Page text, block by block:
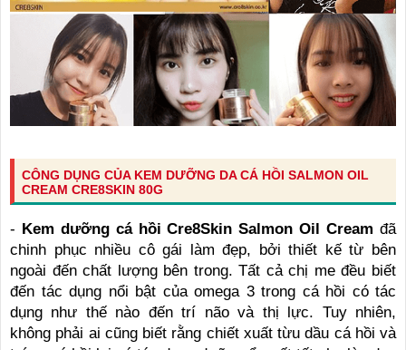
CÔNG DỤNG CỦA KEM DƯỠNG DA CÁ HỒI SALMON OIL
CREAM CRE8SKIN 80G
- Kem dưỡng cá hồi Cre8Skin Salmon Oil Cream đã
chinh phục nhiều cô gái làm đẹp, bởi thiết kế từ bên
ngoài đến chất lượng bên trong. Tất cả chị me đều biết
đến tác dụng nổi bật của omega 3 trong cá hồi có tác
dụng như thế nào đến trí não và thị lực. Tuy nhiên,
không phải ai cũng biết rằng chiết xuất từu dầu cá hồi và